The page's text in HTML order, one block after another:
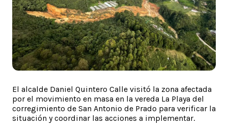
El alcalde Daniel Quintero Calle visitó la zona afectada
por el movimiento en masa en la vereda La Playa del
corregimiento de San Antonio de Prado para verificar la
situación y coordinar las acciones a implementar.